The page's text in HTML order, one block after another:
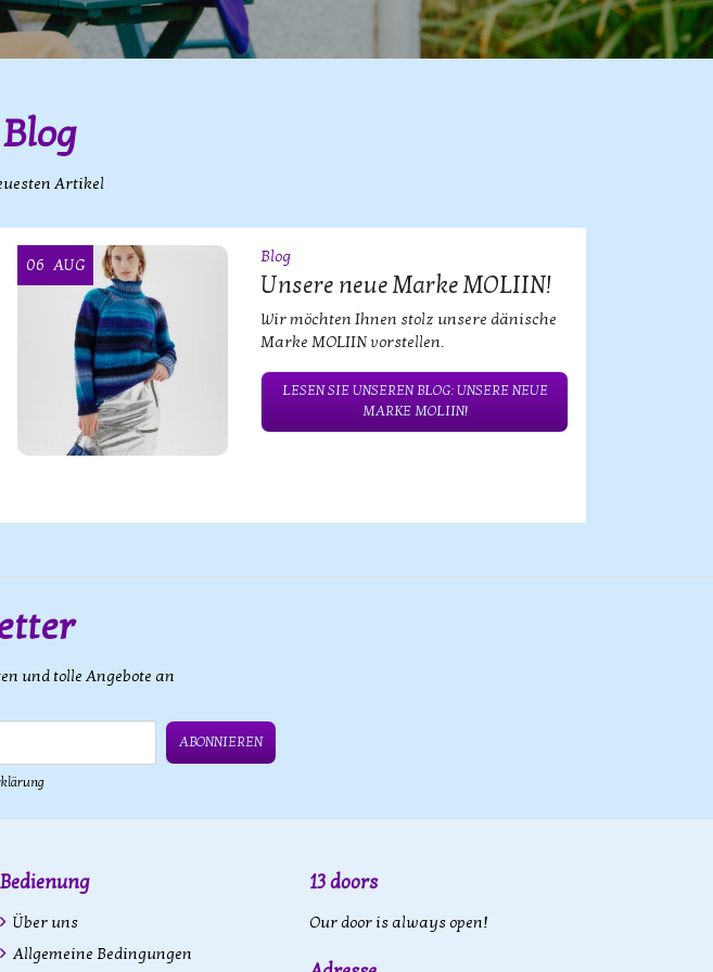
Artikel
06 AUG Blog
Unsere neue Marke MOLIIN!
Wir möchten Ihnen stolz unsere dänische
Marke MOLIIN vorstellen.
LESEN SIE UNSEREN BLOG: UNSERE NEUE
MARKE MOLIIN!
und tolle Angebote an
ABONNIEREN
Bedienung
Über uns
Allgemeine Bedingungen
13 doors
Our door is always open!